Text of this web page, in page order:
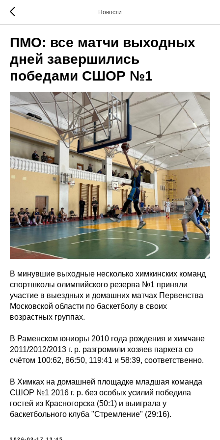
Новости
ПМО: все матчи выходных
дней завершились
победами СШОР №1
В минувшие выходные несколько химкинских команд
спортшколы олимпийского резерва №1 приняли
участие в выездных и домашних матчах Первенства
Московской области по баскетболу в своих
возрастных группах.
В Раменском юниоры 2010 года рождения и химчане
2011/2012/2013 г. р. разгромили хозяев паркета со
счётом 100:62, 86:50, 119:41 и 58:39, соответственно.
В Химках на домашней площадке младшая команда
СШОР №1 2016 г. р. без особых усилий победила
гостей из Красногорска (50:1) и выиграла у
баскетбольного клуба "Стремление" (29:16).